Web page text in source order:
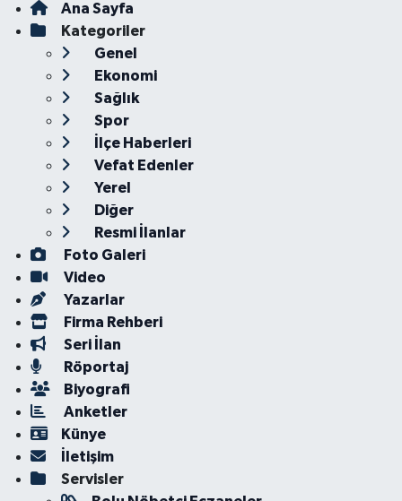
Ana Sayfa
Kategoriler
Genel
Ekonomi
Sağlık
Spor
İlçe Haberleri
Vefat Edenler
Yerel
Diğer
Resmi İlanlar
Foto Galeri
Video
Yazarlar
Firma Rehberi
Seri İlan
Röportaj
Biyografi
Anketler
Künye
İletişim
Servisler